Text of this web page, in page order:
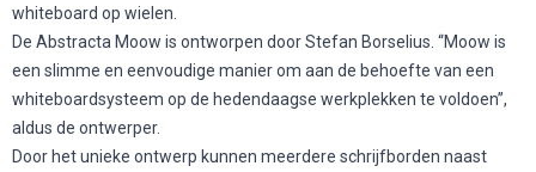
whiteboard op wielen.
De Abstracta Moow is ontworpen door Stefan Borselius. “Moow is
een slimme en eenvoudige manier om aan de behoefte van een
whiteboardsysteem op de hedendaagse werkplekken te voldoen”,
aldus de ontwerper.
Door het unieke ontwerp kunnen meerdere schrijfborden naast